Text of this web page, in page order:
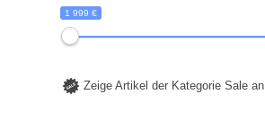
1 999 €
Zeige Artikel der Kategorie Sale an